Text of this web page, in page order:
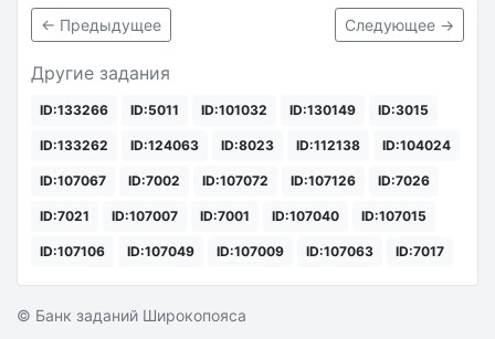
← Предыдущее Следующее →
Другие задания
ID:133266 ID:5011 ID:101032 ID:130149 ID:3015
ID:133262 ID:124063 ID:8023 ID:112138 ID:104024
ID:107067 ID:7002 ID:107072 ID:107126 ID:7026
ID:7021 ID:107007 ID:7001 ID:107040 ID:107015
ID:107106 ID:107049 ID:107009 ID:107063 ID:7017
© Банк заданий Широкопояса